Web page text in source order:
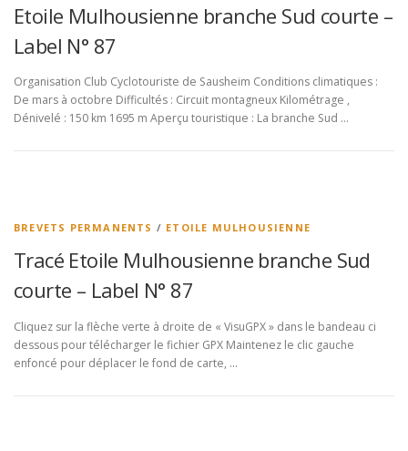
Etoile Mulhousienne branche Sud courte –
Label N° 87
Organisation Club Cyclotouriste de Sausheim Conditions climatiques :
De mars à octobre Difficultés : Circuit montagneux Kilométrage ,
Dénivelé : 150 km 1695 m Aperçu touristique : La branche Sud …
BREVETS PERMANENTS / ETOILE MULHOUSIENNE
Tracé Etoile Mulhousienne branche Sud
courte – Label N° 87
Cliquez sur la flèche verte à droite de « VisuGPX » dans le bandeau ci
dessous pour télécharger le fichier GPX Maintenez le clic gauche
enfoncé pour déplacer le fond de carte, …